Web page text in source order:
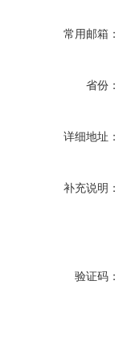
常用邮箱：
省份：
详细地址：
补充说明：
验证码：